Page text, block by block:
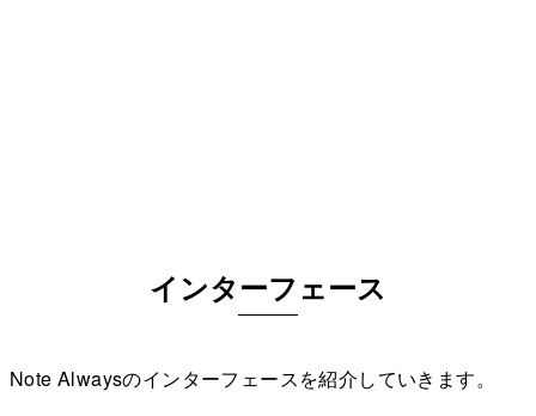
インターフェース
Note Alwaysのインターフェースを紹介していきます。